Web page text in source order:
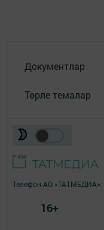
Документлар
Төрле темалар
Телефон АО «ТАТМЕДИА»:
16+